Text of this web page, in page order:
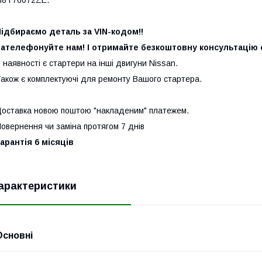
деталь за VIN-кодом!!
нам! І отримайте безкоштовну консультацію
наявності є стартери на інші двигуни Nissan.
є комплектуючі для ремонту Вашого стартера.
новою поштою "накладеним" платежем.
чи заміна протягом 7 днів
6 місяців